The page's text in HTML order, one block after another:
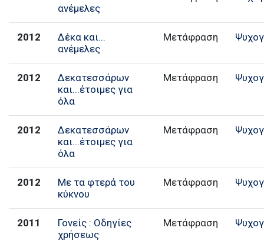
ανέμελες
2012
Δέκα και...
ανέμελες
Μετάφραση
2012
Δεκατεσσάρων
και...έτοιμες για
όλα
Μετάφραση
2012
Δεκατεσσάρων
και...έτοιμες για
όλα
Μετάφραση
2012
Με τα φτερά του
κύκνου
Μετάφραση
2011
Γονείς : Οδηγίες
χρήσεως
Μετάφραση